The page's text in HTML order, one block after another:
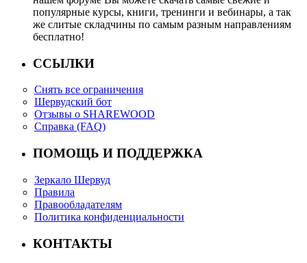
популярные курсы, книги, тренинги и вебинары, а так
же слитые складчины по самым разным направлениям
бесплатно!
ССЫЛКИ
Снять все ограничения
Шервудский бот
Отзывы о SHAREWOOD
Справка (FAQ)
ПОМОЩЬ И ПОДДЕРЖКА
Зеркало Шервуд
Правила
Правообладателям
Политика конфиденциальности
КОНТАКТЫ